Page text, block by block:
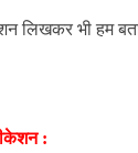
भी हम बता
: